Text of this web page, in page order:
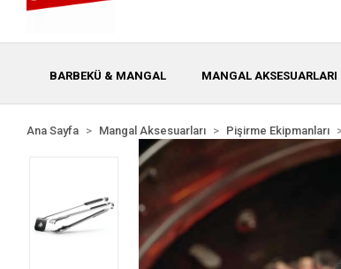
BARBEKÜ & MANGAL MANGAL AKSESUARLARI
Ana Sayfa Mangal Aksesuarları Pişirme Ekipmanları